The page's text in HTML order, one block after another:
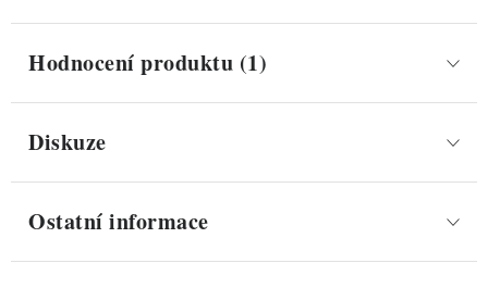
Hodnocení produktu (1)
Diskuze
Ostatní informace